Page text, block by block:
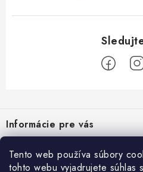
Tento web používa súbory
tohto webu vyjadrujete súhlas
p
ä
Informácie pre vás
Podmienky ochrany osobných údajov
Prijímame online platby